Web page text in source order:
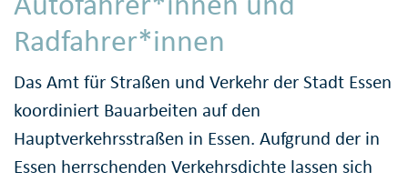
Radfahrer*innen
Das Amt für Straßen und Verkehr der Stadt Essen
koordiniert Bauarbeiten auf den
Hauptverkehrsstraßen in Essen. Aufgrund der in
Essen herrschenden Verkehrsdichte lassen sich